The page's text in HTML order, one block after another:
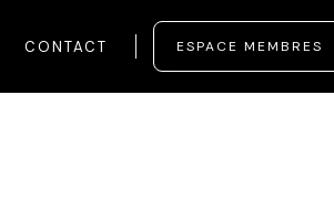
CONTACT ESPACE MEMBRES